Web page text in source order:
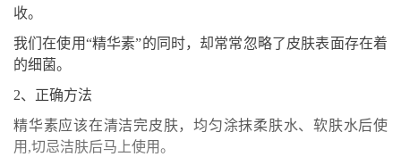
收。
我们在使用“精华素”的同时，却常常忽略了皮肤表面存在着
的细菌。
2、正确方法
精华素应该在清洁完皮肤，均匀涂抹柔肤水、软肤水后使
用,切忌洁肤后马上使用。